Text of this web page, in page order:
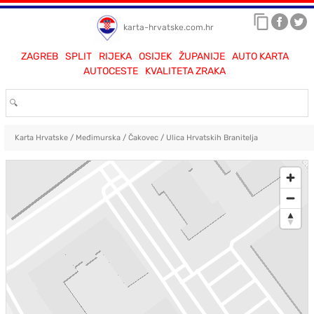
karta-hrvatske.com.hr
ZAGREB SPLIT RIJEKA OSIJEK ŽUPANIJE
AUTO KARTA
AUTOCESTE
KVALITETA ZRAKA
Karta Hrvatske/ Međimurska/ Čakovec/ Ulica Hrvatskih Branitelja